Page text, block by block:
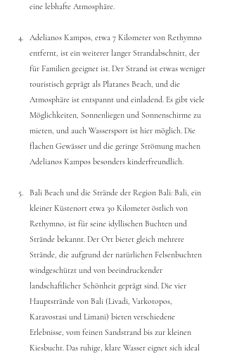
eine lebhafte Atmosphäre.
Adelianos Kampos, etwa 7 Kilometer von Rethymno
entfernt, ist ein weiterer langer Strandabschnitt, der
für Familien geeignet ist. Der Strand ist etwas weniger
touristisch geprägt als Platanes Beach, und die
Atmosphäre ist entspannt und einladend. Es gibt viele
Möglichkeiten, Sonnenliegen und Sonnenschirme zu
mieten, und auch Wassersport ist hier möglich. Die
flachen Gewässer und die geringe Strömung machen
Adelianos Kampos besonders kinderfreundlich.
Bali Beach und die Strände der Region Bali: Bali, ein
kleiner Küstenort etwa 30 Kilometer östlich von
Rethymno, ist für seine idyllischen Buchten und
Strände bekannt. Der Ort bietet gleich mehrere
Strände, die aufgrund der natürlichen Felsenbuchten
windgeschützt und von beeindruckender
landschaftlicher Schönheit geprägt sind. Die vier
Hauptstrände von Bali (Livadi, Varkotopos,
Karavostasi und Limani) bieten verschiedene
Erlebnisse, vom feinen Sandstrand bis zur kleinen
Kiesbucht. Das ruhige, klare Wasser eignet sich ideal